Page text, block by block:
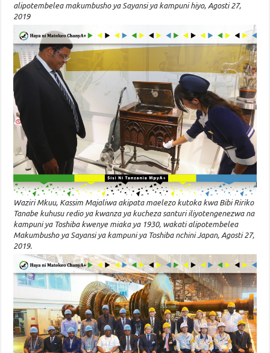
alipotembelea makumbusho ya Sayansi ya kampuni hiyo, Agosti 27,
2019
Waziri Mkuu, Kassim Majaliwa akipata maelezo kutoka kwa Bibi Ririko
Tanabe kuhusu redio ya kwanza ya kucheza santuri iliyotengenezwa na
kampuni ya Toshiba kwenye miaka ya 1930, wakati alipotembelea
Makumbusho ya Sayansi ya kampuni ya Toshiba nchini Japan, Agosti 27,
2019.